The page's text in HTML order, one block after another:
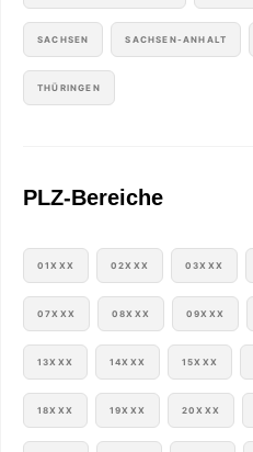
SACHSEN SACHSEN-ANHALT
THÜRINGEN
PLZ-Bereiche
01XXX 02XXX 03XXX
07XXX 08XXX 09XXX
13XXX 14XXX 15XXX
18XXX 19XXX 20XXX